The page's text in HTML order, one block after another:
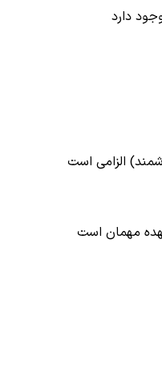
دارد
الزامی است
مهمان است